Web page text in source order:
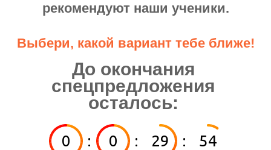
рекомендуют наши ученики.
Выбери, какой вариант тебе ближе!
До окончания
спецпредложения
осталось:
0 : 0 : 29 : 54